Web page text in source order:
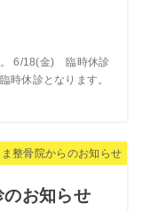
。 6/18(金) 臨時休診
時休診となります。
ま整骨院からのお知らせ
お知らせ